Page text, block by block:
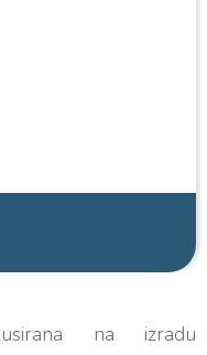
na izradu